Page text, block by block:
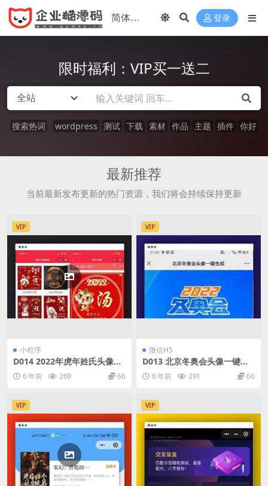
登录
限时福利：VIP买一送二
搜索热词 wordpress 测试 下载 素材 作品 主题 插件 你好
最新推荐
当前最新发布更新的热门资源，我们将会持续保持更新
VIP
小程序
D014 2022年虎年姓氏头像微
信小程序源码+AI智能配音小
程序源码+喝酒娱乐多功能小
程序源码
6 年前 269 66
VIP
微信H5
D013 北京冬奥会头像一键生
成源码
6 年前 291 66
VIP VIP